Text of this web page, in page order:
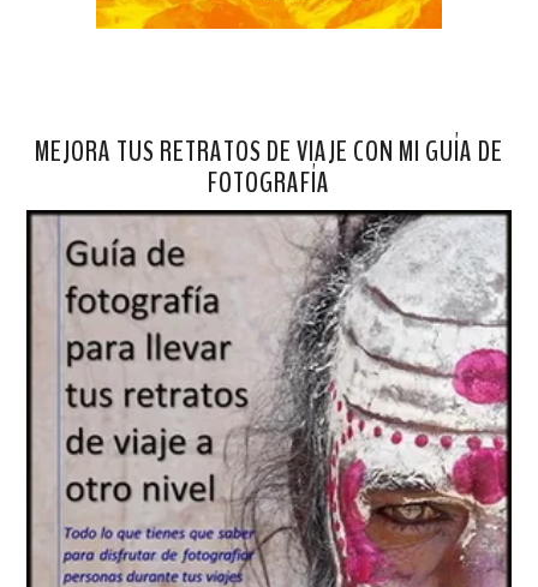
MEJORA TUS RETRATOS DE VIAJE CON MI GUÍA DE
FOTOGRAFÍA